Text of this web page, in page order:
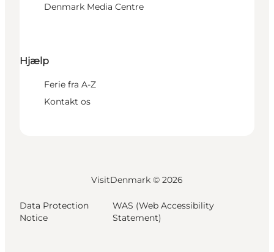
Denmark Media Centre
Hjælp
Ferie fra A-Z
Kontakt os
VisitDenmark © 2026
Data Protection
Notice
WAS (Web Accessibility
Statement)